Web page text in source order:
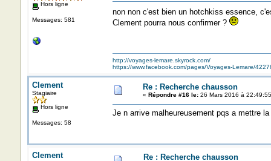
Hors ligne
Messages: 581
non non c'est bien un hotchkiss essence,
Clement pourra nous confirmer ?
http://voyages-lemare.skyrock.com/
https://www.facebook.com/pages/Voyages-Lemare/
Clement
Stagiaire
Hors ligne
Messages: 58
Re : Recherche chausson
« Répondre #16 le:26 Mars 2016 à
Je n arrive malheureusement pqs a mettre
Clement Re : Recherche chausson